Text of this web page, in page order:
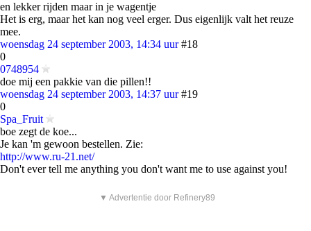
en lekker rijden maar in je wagentje
Het is erg, maar het kan nog veel erger. Dus eigenlijk valt het reuze
mee.
woensdag 24 september 2003, 14:34 uur #18
0
0748954
doe mij een pakkie van die pillen!!
woensdag 24 september 2003, 14:37 uur #19
0
Spa_Fruit
boe zegt de koe...
Je kan 'm gewoon bestellen. Zie:
http://www.ru-21.net/
Don't ever tell me anything you don't want me to use against you!
▼ Advertentie door Refinery89